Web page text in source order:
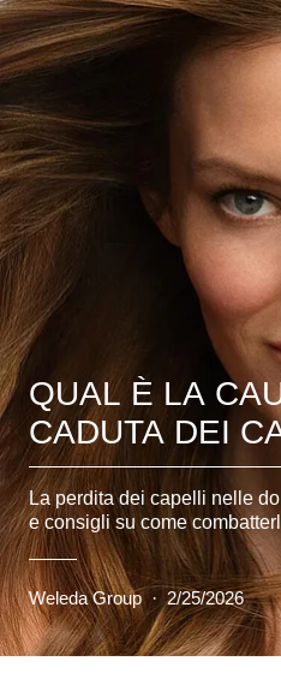
QUAL È LA
CADUTA DEI
La perdita dei capelli nelle
e consigli su come
Weleda Group · 2/25/2026